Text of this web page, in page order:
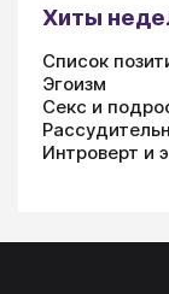
Хиты
Список
Эгоизм
Секс и
Интроверт и